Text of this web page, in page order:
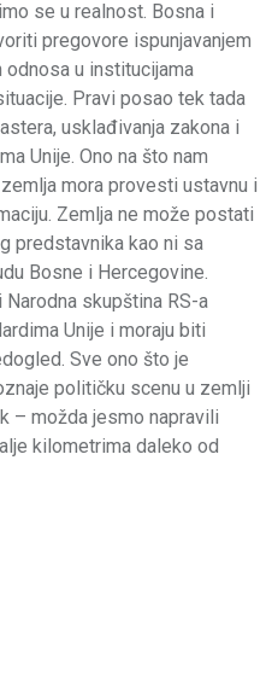
se u realnost. Bosna i
pregovore ispunjavanjem
odnosa u institucijama
Pravi posao tek tada
usklađivanja zakona i
Unije. Ono na što nam
mora provesti ustavnu i
Zemlja ne može postati
predstavnika kao ni sa
Bosne i Hercegovine.
skupština RS-a
Unije i moraju biti
Sve ono što je
političku scenu u zemlji
– možda jesmo napravili
kilometrima daleko od